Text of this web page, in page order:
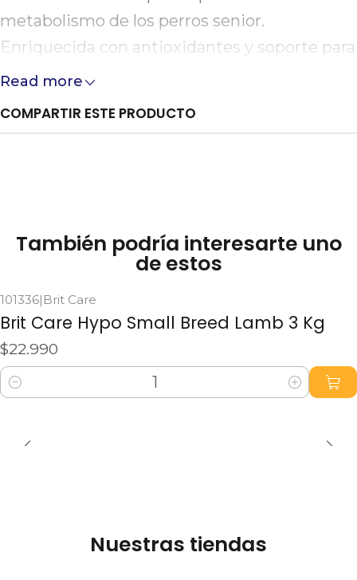
metabolismo de los perros senior.
Enriquecida con antioxidantes y soporte para
cartílagos, ayuda a mantener su mente
Read more
COMPARTIR ESTE PRODUCTO
También podría interesarte uno
de estos
101336| Brit Care
Brit Care Hypo Small Breed Lamb 3 Kg
$22.990
Cantidad
Nuestras tiendas